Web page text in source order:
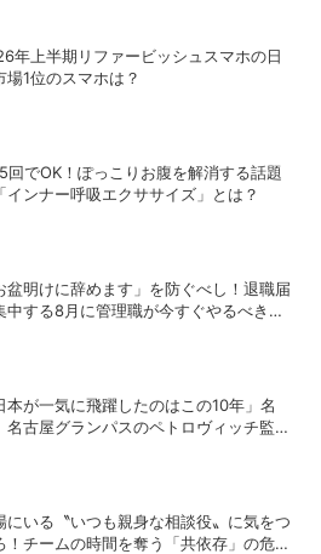
年上半期リファービッシュスマホの日
場1位のスマホは？
回でOK！ぽっこりお腹を解消する話題
インナー呼吸エクササイズ」とは？
盆明けに辞めます」を防ぐべし！退職届
中する8月に管理職が今すぐやるべき対
本が一気に飛躍したのはこの10年」名
名古屋グランパスのペトロヴィッチ監督
にいる〝いつも親身な相談役〟に気をつ
！チームの時間を奪う「共依存」の危険